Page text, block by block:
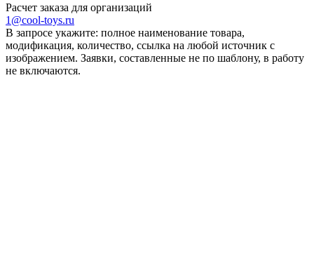
Расчет заказа для организаций
1@cool-toys.ru
В запросе укажите: полное наименование товара,
модификация, количество, ссылка на любой источник с
изображением. Заявки, составленные не по шаблону, в работу
не включаются.